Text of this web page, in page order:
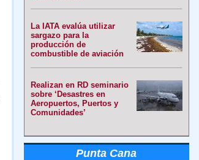
La IATA evalúa utilizar
sargazo para la
producción de
combustible de aviación
Realizan en RD seminario
sobre ‘Desastres en
Aeropuertos, Puertos y
Comunidades’
Punta Cana